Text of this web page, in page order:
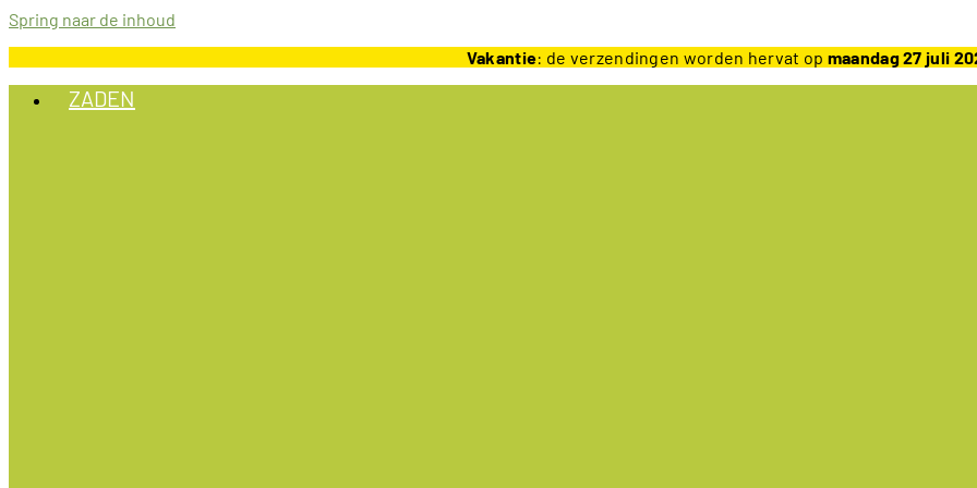
Spring naar de inhoud
Vakantie: de verzendingen worden hervat op maandag 27 juli
ZADEN